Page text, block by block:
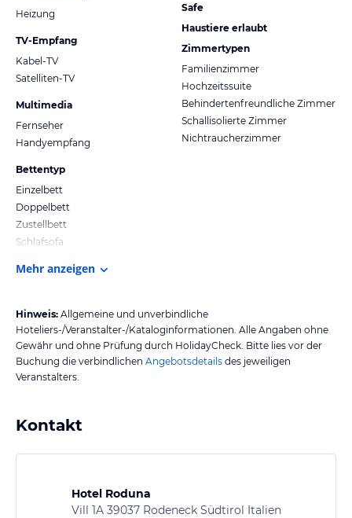
Heizung
TV-Empfang
Kabel-TV
Satelliten-TV
Multimedia
Fernseher
Handyempfang
Bettentyp
Einzelbett
Doppelbett
Zustellbett
Schlafsofa
Safe
Haustiere erlaubt
Zimmertypen
Familienzimmer
Hochzeitssuite
Behindertenfreundliche Zimmer
Schallisolierte Zimmer
Nichtraucherzimmer
Mehr anzeigen
Hinweis: Allgemeine und unverbindliche
Hoteliers-/Veranstalter-/Kataloginformationen. Alle Angaben ohne
Gewähr und ohne Prüfung durch HolidayCheck. Bitte lies vor der
Buchung die verbindlichen Angebotsdetails des jeweiligen
Veranstalters.
Kontakt
Hotel Roduna
Vill 1A 39037 Rodeneck Südtirol Italien